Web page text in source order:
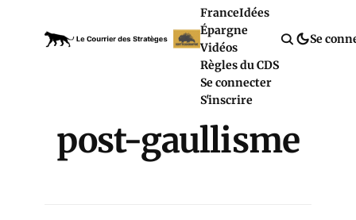
FranceIdées
Épargne
Vidéos
Règles du CDS
Se connecter
S'inscrire
Se
post-gaullisme